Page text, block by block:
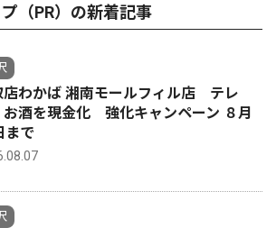
（PR）の新着記事
店わかば 湘南モールフィル店 テレ
お酒を現金化 強化キャンペーン ８月
まで